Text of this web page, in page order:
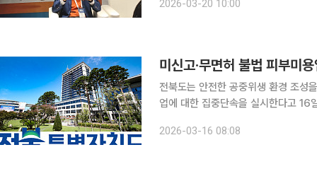
‘메디컬 코리아 2026’ 행사장에서
2026-03-20 10:00
미신고·무면허 불법 피부미
전북도는 안전한 공중위생 환경 조성
업에 대한 집중단속을 실시한다고 16일 밝혔다. 최근 개인미용에 대한 관심
2026-03-16 08:08